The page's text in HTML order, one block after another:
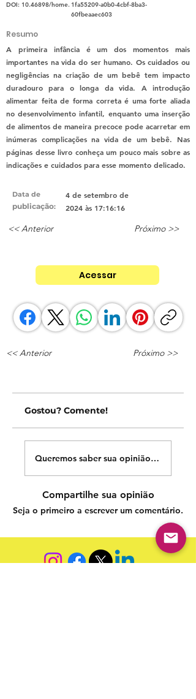
DOI: 10.46898/home. 1fa55209-a0b0-4cbf-8ba3-
60fbeaaec603
Resumo
A primeira infância é um dos momentos mais
importantes na vida do ser humano. Os cuidados ou
negligências na criação de um bebê tem impacto
duradouro para o longa da vida. A introdução
alimentar feita de forma correta é uma forte aliada
no desenvolvimento infantil, enquanto uma inserção
de alimentos de maneira precoce pode acarretar em
inúmeras complicações na vida de um bebê. Nas
páginas desse livro conheça um pouco mais sobre as
indicações e cuidados para esse momento delicado.
Data de
publicação:
4 de setembro de
2024 às 17:16:16
<< Anterior Próximo >>
Acessar
<< Anterior Próximo >>
Gostou? Comente!
Queremos saber sua opinião sobre
Compartilhe sua opinião
Seja o primeiro a escrever um comentário.